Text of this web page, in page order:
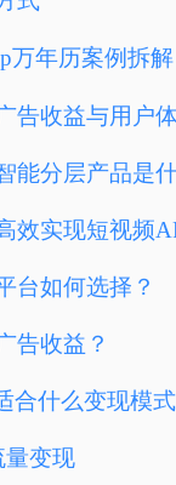
万年历案例拆解
告收益与用户
能分层产品是
效实现短视频
台如何选择？
告收益？
合什么变现模式
量变现